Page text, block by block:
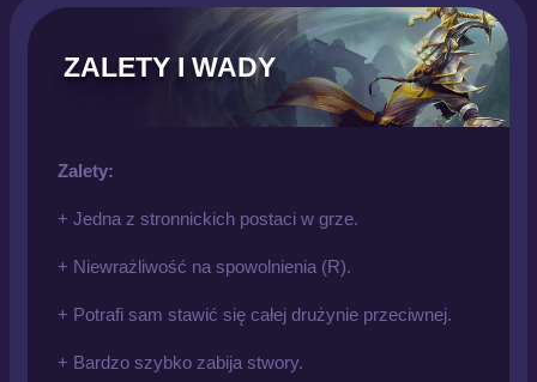
ZALETY I WADY
Zalety:
+ Jedna z stronnickich postaci w grze.
+ Niewrażliwość na spowolnienia (R).
+ Potrafi sam stawić się całej drużynie przeciwnej.
+ Bardzo szybko zabija stwory.